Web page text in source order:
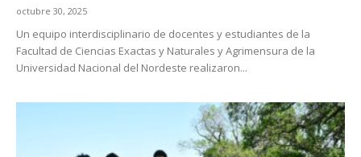
octubre 30, 2025
Un equipo interdisciplinario de docentes y estudiantes de la
Facultad de Ciencias Exactas y Naturales y Agrimensura de la
Universidad Nacional del Nordeste realizaron...